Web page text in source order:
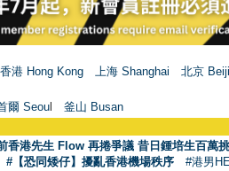
香港 Hong Kong 上海 Shanghai
北京
爾 Seoul 釜山 Busan
香港先生 Flow 再捲爭議 昔日鍾培生百萬
#【恐同矮仔】擾亂香港機場秩序 #港男